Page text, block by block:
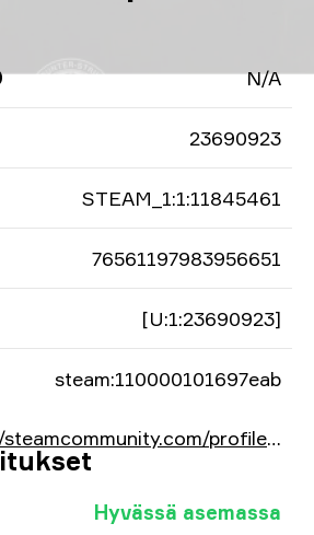
N/A
23690923
STEAM_1:1:11845461
76561197983956651
[U:1:23690923]
steam:110000101697eab
https://steamcommunity.com/profiles/76561197983956651/
Hyvässä asemassa